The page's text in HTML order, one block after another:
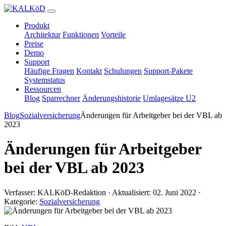
Produkt
Architektur Funktionen Vorteile
Preise
Demo
Support
Häufige Fragen Kontakt Schulungen Support-Pakete
Systemstatus
Ressourcen
Blog Sparrechner Änderungshistorie Umlagesätze U2
BlogSozialversicherungÄnderungen für Arbeitgeber bei der VBL ab
2023
Änderungen für Arbeitgeber
bei der VBL ab 2023
Verfasser: KALKöD-Redaktion · Aktualisiert: 02. Juni 2022 ·
Kategorie: Sozialversicherung